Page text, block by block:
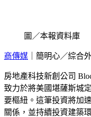
圖／本報資料庫
商傳媒 ｜簡明心／綜合
房地產科技新創公司
致力於將美國堪薩斯城
要樞紐。這筆投資將加
關係，並持續投資建築